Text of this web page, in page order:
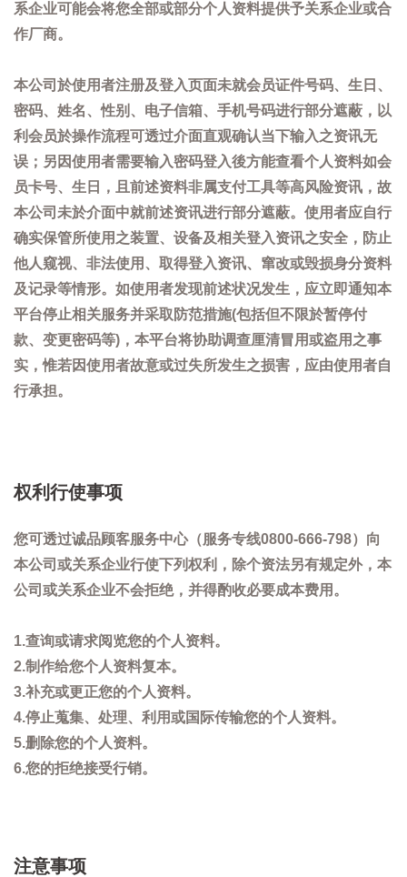
系企业可能会将您全部或部分个人资料提供予关系企业或合
作厂商。
本公司於使用者注册及登入页面未就会员证件号码、生日、
密码、姓名、性别、电子信箱、手机号码进行部分遮蔽，以
利会员於操作流程可透过介面直观确认当下输入之资讯无
误；另因使用者需要输入密码登入後方能查看个人资料如会
员卡号、生日，且前述资料非属支付工具等高风险资讯，故
本公司未於介面中就前述资讯进行部分遮蔽。使用者应自行
确实保管所使用之装置、设备及相关登入资讯之安全，防止
他人窥视、非法使用、取得登入资讯、窜改或毁损身分资料
及记录等情形。如使用者发现前述状况发生，应立即通知本
平台停止相关服务并采取防范措施(包括但不限於暂停付
款、变更密码等)，本平台将协助调查厘清冒用或盗用之事
实，惟若因使用者故意或过失所发生之损害，应由使用者自
行承担。
权利行使事项
您可透过诚品顾客服务中心（服务专线0800-666-798）向
本公司或关系企业行使下列权利，除个资法另有规定外，本
公司或关系企业不会拒绝，并得酌收必要成本费用。
1.查询或请求阅览您的个人资料。
2.制作给您个人资料复本。
3.补充或更正您的个人资料。
4.停止蒐集、处理、利用或国际传输您的个人资料。
5.删除您的个人资料。
6.您的拒绝接受行销。
注意事项